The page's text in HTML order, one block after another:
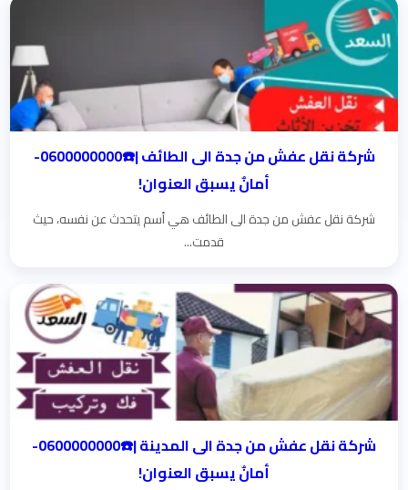
شركة نقل عفش من جدة الى الطائف |☎️0600000000-
أمانٌ يسبق العنوان!
شركة نقل عفش من جدة الى الطائف هي أسم يتحدث عن نفسه، حيث
قدمت...
شركة نقل عفش من جدة الى المدينة |☎️0600000000-
أمانٌ يسبق العنوان!